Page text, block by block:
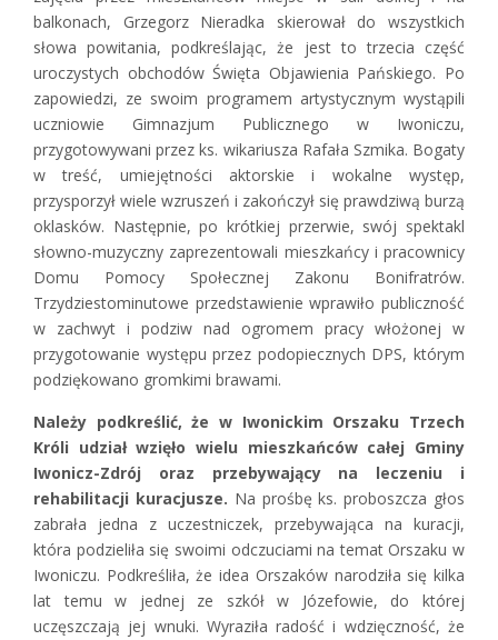
balkonach, Grzegorz Nieradka skierował do wszystkich
słowa powitania, podkreślając, że jest to trzecia część
uroczystych obchodów Święta Objawienia Pańskiego. Po
zapowiedzi, ze swoim programem artystycznym wystąpili
uczniowie Gimnazjum Publicznego w Iwoniczu,
przygotowywani przez ks. wikariusza Rafała Szmika. Bogaty
w treść, umiejętności aktorskie i wokalne występ,
przysporzył wiele wzruszeń i zakończył się prawdziwą burzą
oklasków. Następnie, po krótkiej przerwie, swój spektakl
słowno-muzyczny zaprezentowali mieszkańcy i pracownicy
Domu Pomocy Społecznej Zakonu Bonifratrów.
Trzydziestominutowe przedstawienie wprawiło publiczność
w zachwyt i podziw nad ogromem pracy włożonej w
przygotowanie występu przez podopiecznych DPS, którym
podziękowano gromkimi brawami.
Należy podkreślić, że w Iwonickim Orszaku Trzech
Króli udział wzięło wielu mieszkańców całej Gminy
Iwonicz-Zdrój oraz przebywający na leczeniu i
rehabilitacji kuracjusze. Na prośbę ks. proboszcza głos
zabrała jedna z uczestniczek, przebywająca na kuracji,
która podzieliła się swoimi odczuciami na temat Orszaku w
Iwoniczu. Podkreśliła, że idea Orszaków narodziła się kilka
lat temu w jednej ze szkół w Józefowie, do której
uczęszczają jej wnuki. Wyraziła radość i wdzięczność, że